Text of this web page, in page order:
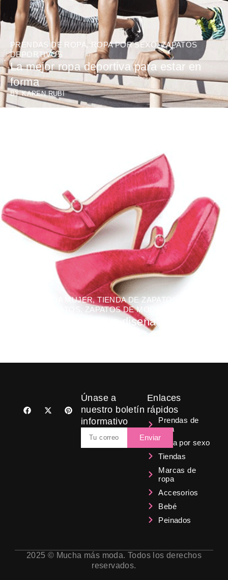
PRENDAS DE ROPA, ROPA POR SEXO,ZAPATOS
DEPORTIVOS
La mejor ropa deportiva para estar en
forma
BYKAREN RUBI
MODA MUJER,TIENDA DE ZAPATOS
ZAPATOS DE MODA
Conoce la marca que diseña tacones
F
a
X
-
P
i
Enlaces
rápidos
Prendas de
ropa
Ropa por sexo
Tiendas
Marcas de
ropa
Accesorios
Bebé
Peinados
Únase a
nuestro boletín
informativo
Enviar
2025 © Mucha más moda. Todos los derechos
reservados.